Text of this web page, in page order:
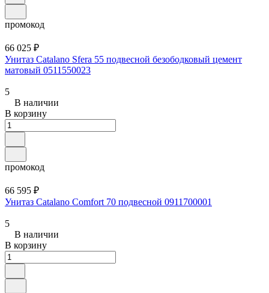
промокод
66 025 ₽
Унитаз Catalano Sfera 55 подвесной безободковый цемент
матовый 0511550023
5
В наличии
В корзину
промокод
66 595 ₽
Унитаз Catalano Comfort 70 подвесной 0911700001
5
В наличии
В корзину